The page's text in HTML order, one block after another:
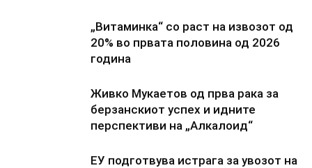
„Витаминка“ со раст на извозот од
20% во првата половина од 2026
година
Живко Мукаетов од прва рака за
берзанскиот успех и идните
перспективи на „Алкалоид“
ЕУ подготвува истрага за увозот на